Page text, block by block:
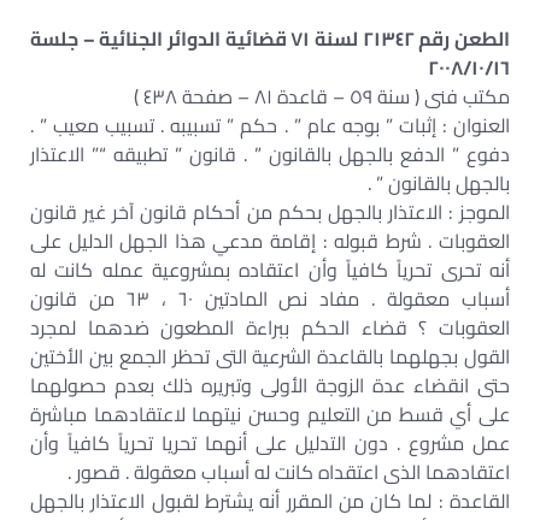
الطعن رقم ٢١٣٤٢ لسنة ٧١ قضائية الدوائر الجنائية – جلسة
٢٠٠٨/١٠/١٦
مكتب فنى ( سنة ٥٩ – قاعدة ٨١ – صفحة ٤٣٨ )
العنوان : إثبات ” بوجه عام ” . حكم ” تسبيبه . تسبيب معيب ” .
دفوع ” الدفع بالجهل بالقانون ” . قانون ” تطبيقه “” الاعتذار
بالجهل بالقانون ” .
الموجز : الاعتذار بالجهل بحكم من أحكام قانون آخر غير قانون
العقوبات . شرط قبوله : إقامة مدعي هذا الجهل الدليل على
أنه تحرى تحرياً كافياً وأن اعتقاده بمشروعية عمله كانت له
أسباب معقولة . مفاد نص المادتين ٦٠ ، ٦٣ من قانون
العقوبات ؟ قضاء الحكم ببراءة المطعون ضدهما لمجرد
القول بجهلهما بالقاعدة الشرعية التى تحظر الجمع بين الأختين
حتى انقضاء عدة الزوجة الأولى وتبريره ذلك بعدم حصولهما
على أي قسط من التعليم وحسن نيتهما لاعتقادهما مباشرة
عمل مشروع . دون التدليل على أنهما تحريا تحرياً كافياً وأن
اعتقادهما الذى اعتقداه كانت له أسباب معقولة . قصور .
القاعدة : لما كان من المقرر أنه يشترط لقبول الاعتذار بالجهل